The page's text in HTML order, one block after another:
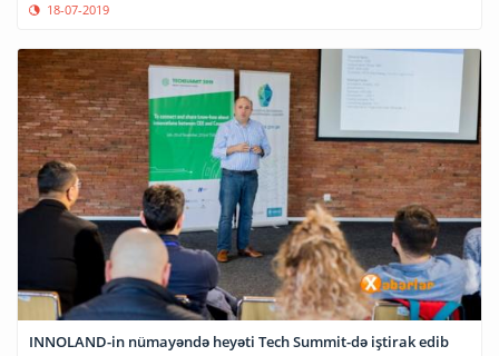
18-07-2019
INNOLAND-in nümayəndə heyəti Tech Summit-də iştirak edib